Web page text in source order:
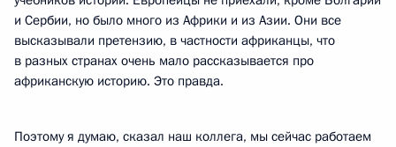
и Сербии, но было много из Африки и из Азии. Они все
высказывали претензию, в частности африканцы, что
в разных странах очень мало рассказывается про
африканскую историю. Это правда.
Поэтому я думаю, сказал наш коллега, мы сейчас работаем